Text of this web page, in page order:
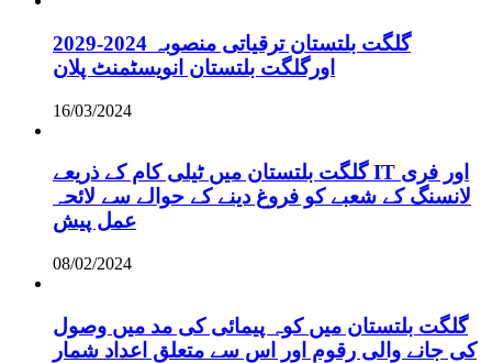
گلگت بلتستان ترقیاتی منصوبہ 2024-2029
اورگلگت بلتستان انویسٹمنٹ پلان
16/03/2024
گلگت بلتستان میں ٹیلی کام کے ذریعے IT اور فری
لانسنگ کے شعبے کو فروغ دینے کے حوالے سے لائحہ
عمل پیش
08/02/2024
گلگت بلتستان میں کوہ پیمائی کی مد میں وصول
کی جانے والی رقوم اور اس سے متعلق اعداد شمار